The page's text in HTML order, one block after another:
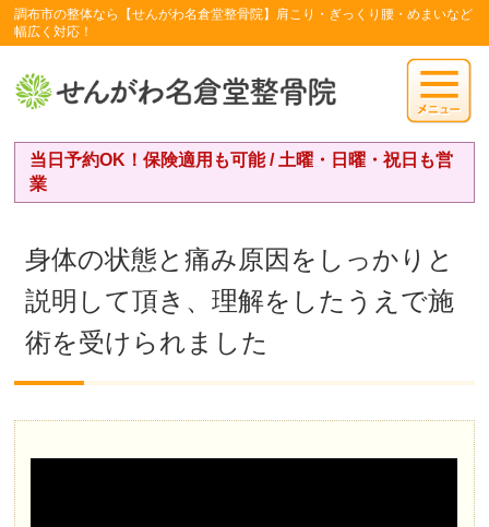
調布市の整体なら【せんがわ名倉堂整骨院】肩こり・ぎっくり腰・めまいなど
幅広く対応！
当日予約OK！保険適用も可能 / 土曜・日曜・祝日も営
業
身体の状態と痛み原因をしっかりと
説明して頂き、理解をしたうえで施
術を受けられました